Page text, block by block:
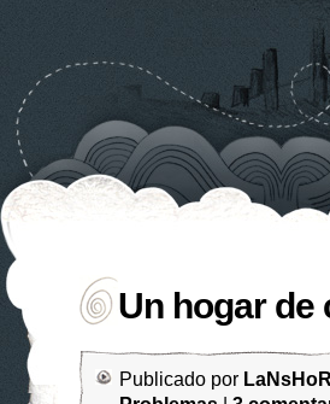
Un hogar de
Publicado por LaNsHoR